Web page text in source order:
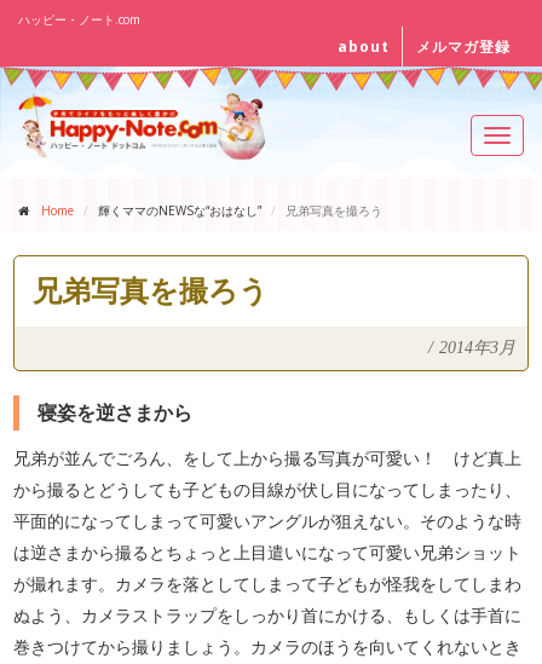
ハッピー・ノート.com
about メルマガ登録
Home 輝くママのNEWSな“おはなし” 兄弟写真を撮ろう
兄弟写真を撮ろう
/ 2014年3月
寝姿を逆さまから
兄弟が並んでごろん、をして上から撮る写真が可愛い！ けど真上
から撮るとどうしても子どもの目線が伏し目になってしまったり、
平面的になってしまって可愛いアングルが狙えない。そのような時
は逆さまから撮るとちょっと上目遣いになって可愛い兄弟ショット
が撮れます。カメラを落としてしまって子どもが怪我をしてしまわ
ぬよう、カメラストラップをしっかり首にかける、もしくは手首に
巻きつけてから撮りましょう。カメラのほうを向いてくれないとき